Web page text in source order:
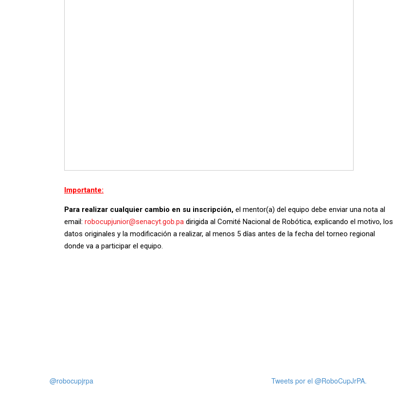
Importante:
Para realizar cualquier cambio en su inscripción, el mentor(a) del equipo debe enviar una nota al
email: robocupjunior@senacyt.gob.pa dirigida al Comité Nacional de Robótica, explicando el motivo, los
datos originales y la modificación a realizar, al menos 5 días antes de la fecha del torneo regional
donde va a participar el equipo.
@robocupjrpa Tweets por el @RoboCupJrPA.